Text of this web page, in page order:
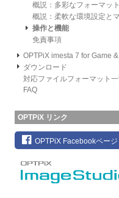
概説：多彩なフォーマッ
概説：柔軟な環境設定と
操作と機能
免責事項
OPTPiX imesta 7 for Game
ダウンロード
対応ファイルフォーマット
FAQ
OPTPiX リンク
OPTPiX Facebookページ